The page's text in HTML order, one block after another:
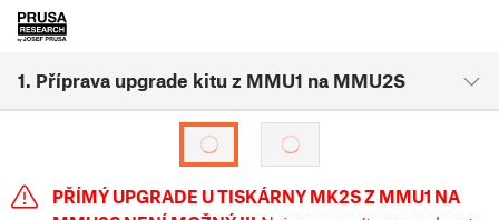
1. Příprava upgrade kitu z MMU1 na MMU2S
PŘÍMÝ UPGRADE U TISKÁRNY MK2S Z MMU1 NA